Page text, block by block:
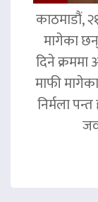
काठमाडौं,
मागेका छन्
दिने
माफी
निर्मला